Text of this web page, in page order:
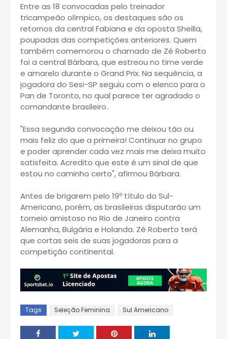
Entre as 18 convocadas pelo treinador
tricampeão olímpico, os destaques são os
retornos da central Fabiana e da oposta Sheilla,
poupadas das competições anteriores. Quem
também comemorou o chamado de Zé Roberto
foi a central Bárbara, que estreou no time verde
e amarelo durante o Grand Prix. Na sequência, a
jogadora do Sesi-SP seguiu com o elenco para o
Pan de Toronto, no qual parece ter agradado o
comandante brasileiro.
"Essa segunda convocação me deixou tão ou
mais feliz do que a primeira! Continuar no grupo
e poder aprender cada vez mais me deixa muito
satisfeita. Acredito que este é um sinal de que
estou no caminho certo", afirmou Bárbara.
Antes de brigarem pelo 19º título do Sul-
Americano, porém, as brasileiras disputarão um
torneio amistoso no Rio de Janeiro contra
Alemanha, Bulgária e Holanda. Zé Roberto terá
que cortas seis de suas jogadoras para a
competição continental.
Tags Seleção Feminina Sul Americano